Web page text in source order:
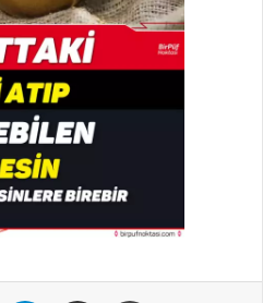
WhatsApp Telegram E-Posta ile paylaş